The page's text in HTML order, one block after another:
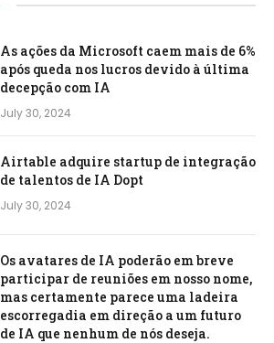
As ações da Microsoft caem mais de 6%
após queda nos lucros devido à última
decepção com IA
July 30, 2024
Airtable adquire startup de integração
de talentos de IA Dopt
July 30, 2024
Os avatares de IA poderão em breve
participar de reuniões em nosso nome,
mas certamente parece uma ladeira
escorregadia em direção a um futuro
de IA que nenhum de nós deseja.